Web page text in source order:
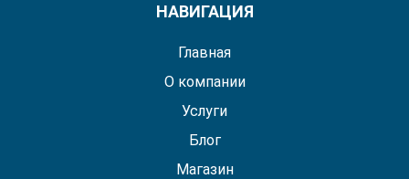
НАВИГАЦИЯ
Главная
О компании
Услуги
Блог
Магазин